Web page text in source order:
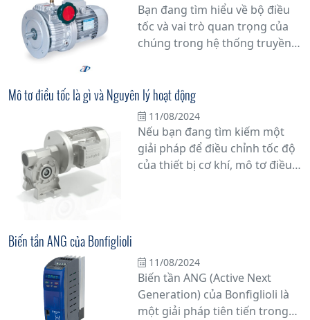
vận hành và tiết kiệm năng
lượng.
Bạn đang tìm hiểu về bộ điều
tốc và vai trò quan trọng của
chúng trong hệ thống truyền
về bộ điều tốc là gì và tại sao
chúng đóng vai trò không thể
phủ nhận trong việc duy trì
hiệu suất hoạt động của động
cơ.
Mô tơ điều tốc là gì và Nguyên lý hoạt động
11/08/2024
Nếu bạn đang tìm kiếm một
giải pháp để điều chỉnh tốc độ
của thiết bị cơ khí, mô tơ điều
không? Hãy cùng chúng tôi
khám phá chi tiết hơn về vấn
đề này.
Biến tần ANG của Bonfiglioli
11/08/2024
Biến tần ANG (Active Next
Generation) của Bonfiglioli là
một giải pháp tiên tiến trong